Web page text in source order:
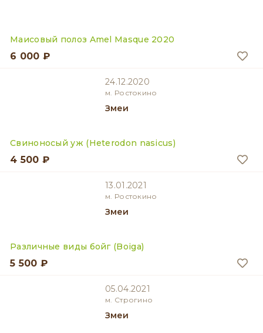
Маисовый полоз Amel Masque 2020
6 000 ₽
24.12.2020
м. Ростокино
Змеи
Свиноносый уж (Heterodon nasicus)
4 500 ₽
13.01.2021
м. Ростокино
Змеи
Различные виды бойг (Boiga)
5 500 ₽
05.04.2021
м. Строгино
Змеи